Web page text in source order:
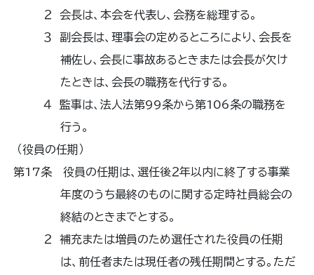
２ 会長は、本会を代表し、会務を総理する。
３ 副会長は、理事会の定めるところにより、会長を
補佐し、会長に事故あるときまたは会長が欠け
たときは、会長の職務を代行する。
４ 監事は、法人法第99条から第106条の職務を
行う。
（役員の任期）
第17条 役員の任期は、選任後２年以内に終了する事業
年度のうち最終のものに関する定時社員総会の
終結のときまでとする。
２ 補充または増員のため選任された役員の任期
は、前任者または現任者の残任期間とする。ただ